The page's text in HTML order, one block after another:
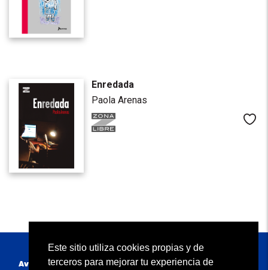
Este sitio utiliza cookies propias y de
terceros para mejorar tu experiencia de
Enredada
Paola Arenas
Av. Primavera 2160, Santiago de Surco 15023 Lima - Perú.